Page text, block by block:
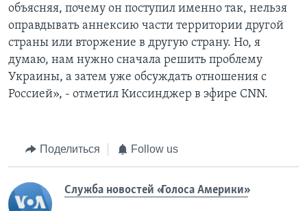
объясняя, почему он поступил именно так, нельзя
оправдывать аннексию части территории другой
страны или вторжение в другую страну. Но, я
думаю, нам нужно сначала решить проблему
Украины, а затем уже обсуждать отношения с
Россией», - отметил Киссинджер в эфире CNN.
Поделиться Follow us
Служба новостей «Голоса Америки»